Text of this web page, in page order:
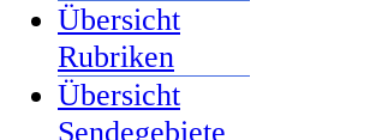
Übersicht
Rubriken
Übersicht
Sendegebiete